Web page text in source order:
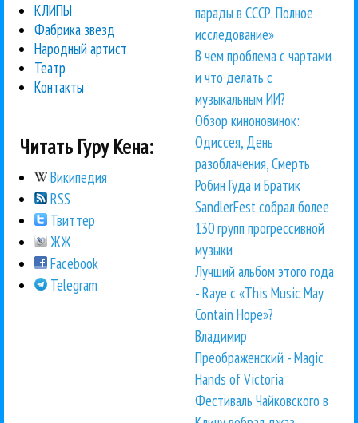
КЛИПЫ
Фабрика звезд
Народный артист
Театр
Контакты
Читать Гуру Кена:
Википедия
RSS
Твиттер
ЖЖ
Facebook
Telegram
парады в СССР. Полное
исследование»
В чем проблема с чартами
и что делать с
музыкальным ИИ?
Обзор киноновинок:
Одиссея, День
разоблачения, Смерть
Робин Гуда и Братик
SandlerFest собрал более
130 групп прогрессивной
музыки
Лучший альбом этого года
- Raye с «This Music May
Contain Hope»?
Владимир
Преображенский - Magic
Hands of Victoria
Фестиваль Чайковского в